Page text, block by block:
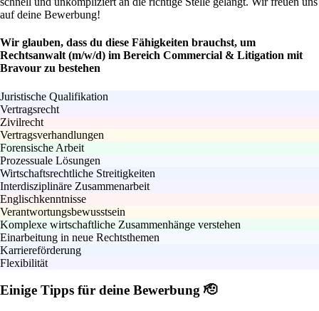
auf deine Bewerbung!
Wir glauben, dass du diese Fähigkeiten brauchst, um
Rechtsanwalt (m/w/d) im Bereich Commercial & Litigation mit
Bravour zu bestehen
Juristische Qualifikation
Vertragsrecht
Zivilrecht
Vertragsverhandlungen
Forensische Arbeit
Prozessuale Lösungen
Wirtschaftsrechtliche Streitigkeiten
Interdisziplinäre Zusammenarbeit
Englischkenntnisse
Verantwortungsbewusstsein
Komplexe wirtschaftliche Zusammenhänge verstehen
Einarbeitung in neue Rechtsthemen
Karriereförderung
Flexibilität
Einige Tipps für deine Bewerbung 🫡